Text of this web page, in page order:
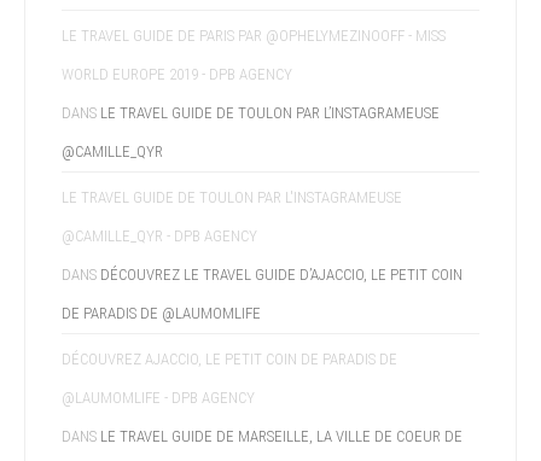
LE TRAVEL GUIDE DE PARIS PAR @OPHELYMEZINOOFF - MISS
WORLD EUROPE 2019 - DPB AGENCY
DANS LE TRAVEL GUIDE DE TOULON PAR L’INSTAGRAMEUSE
@CAMILLE_QYR
LE TRAVEL GUIDE DE TOULON PAR L'INSTAGRAMEUSE
@CAMILLE_QYR - DPB AGENCY
DANS DÉCOUVREZ LE TRAVEL GUIDE D’AJACCIO, LE PETIT COIN
DE PARADIS DE @LAUMOMLIFE
DÉCOUVREZ AJACCIO, LE PETIT COIN DE PARADIS DE
@LAUMOMLIFE - DPB AGENCY
DANS LE TRAVEL GUIDE DE MARSEILLE, LA VILLE DE COEUR DE